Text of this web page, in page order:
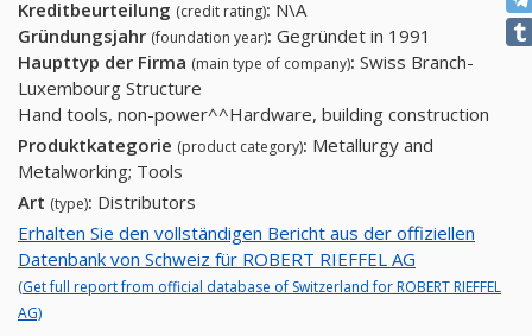
Kreditbeurteilung (credit rating): N\A
Gründungsjahr (foundation year): Gegründet in 1991
Haupttyp der Firma (main type of company): Swiss Branch-
Luxembourg Structure
Hand tools, non-power^^Hardware, building construction
Produktkategorie (product category): Metallurgy and
Metalworking; Tools
Art (type): Distributors
Erhalten Sie den vollständigen Bericht aus der offiziellen
Datenbank von Schweiz für ROBERT RIEFFEL AG
(Get full report from official database of Switzerland for ROBERT RIEFFEL
AG)